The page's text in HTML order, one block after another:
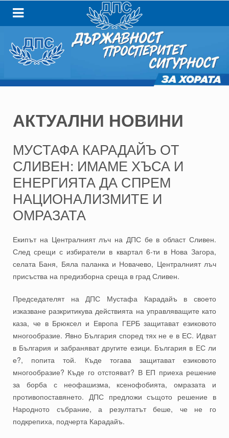
АКТУАЛНИ НОВИНИ
МУСТАФА КАРАДАЙЪ ОТ
СЛИВЕН: ИМАМЕ ХЪСА И
ЕНЕРГИЯТА ДА СПРЕМ
НАЦИОНАЛИЗМИТЕ И
ОМРАЗАТА
Екипът на Централният лъч на ДПС бе в област Сливен.
След срещи с избиратели в квартал 6-ти в Нова Загора,
селата Баня, Бяла паланка и Новачево, Централният лъч
присъства на предизборна среща в град Сливен.
Председателят на ДПС Мустафа Карадайъ в своето
изказване разкритикува действията на управляващите като
каза, че в Брюксел и Европа ГЕРБ защитават езиковото
многообразие. Явно България според тях не е в ЕС. Идват
в България и забраняват другите езици. България в ЕС ли
е?, попита той. Къде тогава защитават езиковото
многообразие? Къде го отстояват? В ЕП приеха решение
за борба с неофашизма, ксенофобията, омразата и
противопоставянето. ДПС предложи същото решение в
Народното събрание, а резултатът беше, че не го
подкрепиха, подчерта Карадайъ.